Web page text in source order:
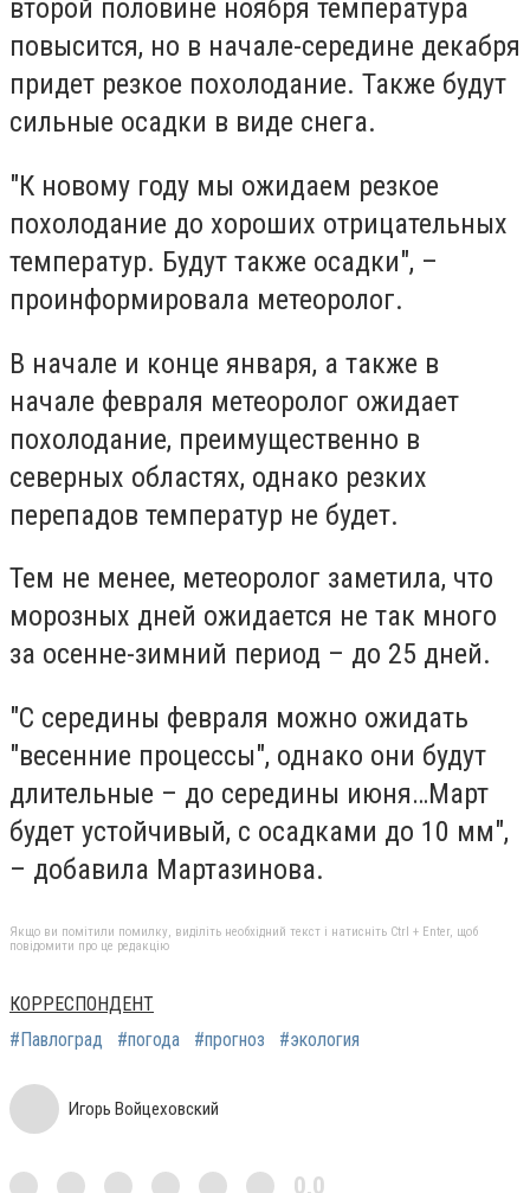
второй половине ноября температура
повысится, но в начале-середине декабря
придет резкое похолодание. Также будут
сильные осадки в виде снега.
"К новому году мы ожидаем резкое
похолодание до хороших отрицательных
температур. Будут также осадки", –
проинформировала метеоролог.
В начале и конце января, а также в
начале февраля метеоролог ожидает
похолодание, преимущественно в
северных областях, однако резких
перепадов температур не будет.
Тем не менее, метеоролог заметила, что
морозных дней ожидается не так много
за осенне-зимний период – до 25 дней.
"С середины февраля можно ожидать
"весенние процессы", однако они будут
длительные – до середины июня…Март
будет устойчивый, с осадками до 10 мм",
– добавила Мартазинова.
Якщо ви помітили помилку, виділіть необхідний текст і натисніть Ctrl + Enter, щоб
повідомити про це редакцію
КОРРЕСПОНДЕНТ
#Павлоград
#погода #прогноз #экология
Игорь Войцеховский
0,0